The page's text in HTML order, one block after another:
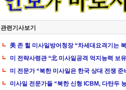
관련기사보기
美 존 힐 미사일방어청장 “차세대요격기는
미 전략사령관 “北 미사일공격 억지능력 보
미 전문가 “북한 미사일은 한국 상대 전쟁 준
미사일 전문가들 “북한 신형 ICBM, 다탄두